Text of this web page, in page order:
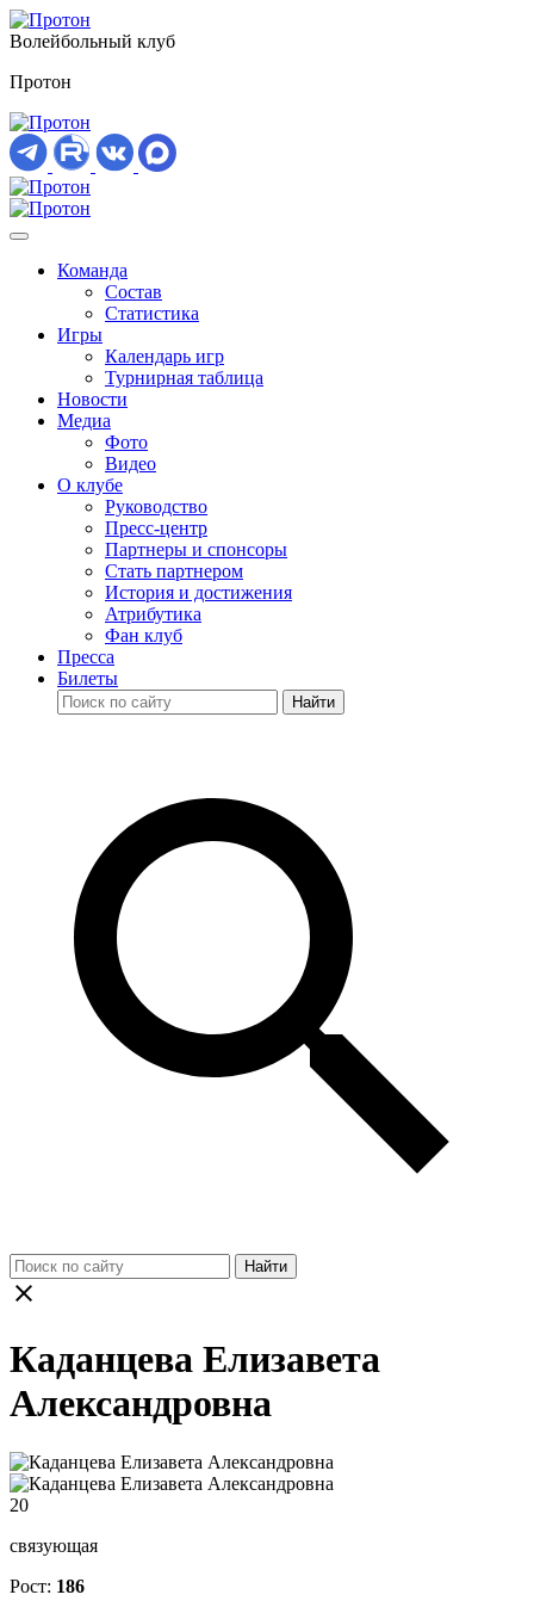
Волейбольный клуб
Протон
Команда
Состав
Статистика
Игры
Календарь игр
Турнирная таблица
Новости
Медиа
Фото
Видео
О клубе
Руководство
Пресс-центр
Партнеры и спонсоры
Стать партнером
История и достижения
Атрибутика
Фан клуб
Пресса
Билеты
Найти
Найти
Каданцева Елизавета
Александровна
20
связующая
Рост: 186